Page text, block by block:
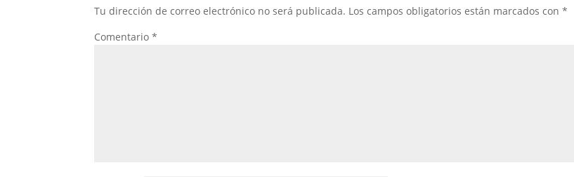
Tu dirección de correo electrónico no será publicada. Los campos obligatorios están marcados con*
Comentario*